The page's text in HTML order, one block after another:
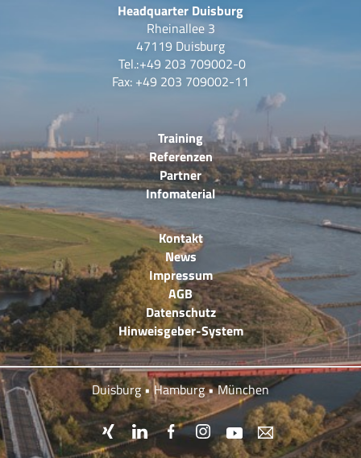
Headquarter Duisburg
Rheinallee 3
47119 Duisburg
Tel.:+49 203 709002-0
Fax: +49 203 709002-11
Training
Referenzen
Partner
Infomaterial
Kontakt
News
Impressum
AGB
Datenschutz
Hinweisgeber-System
Duisburg • Hamburg • München